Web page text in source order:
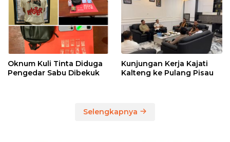
Oknum Kuli Tinta Diduga
Pengedar Sabu Dibekuk
Kunjungan Kerja Kajati
Kalteng ke Pulang Pisau
Selengkapnya